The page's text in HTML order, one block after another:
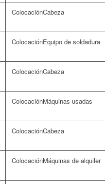
Cabeza
Equipo de soldadura
Cabeza
Máquinas usadas
Cabeza
Máquinas de alquiler